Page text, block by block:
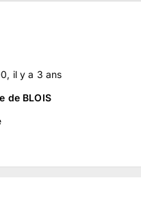
, il y a 3 ans
de BLOIS